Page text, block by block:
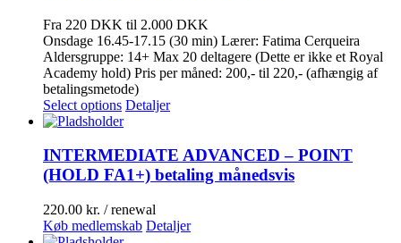
Fra 220 DKK til 2.000 DKK
Onsdage 16.45-17.15 (30 min) Lærer: Fatima Cerqueira
Aldersgruppe: 14+ Max 20 deltagere (Dette er ikke et Royal
Academy hold) Pris per måned: 200,- til 220,- (afhængig af
betalingsmetode)
Select options Detaljer
INTERMEDIATE ADVANCED – POINT
(HOLD FA1+) betaling månedsvis
220.00 kr. / renewal
Køb medlemskab Detaljer